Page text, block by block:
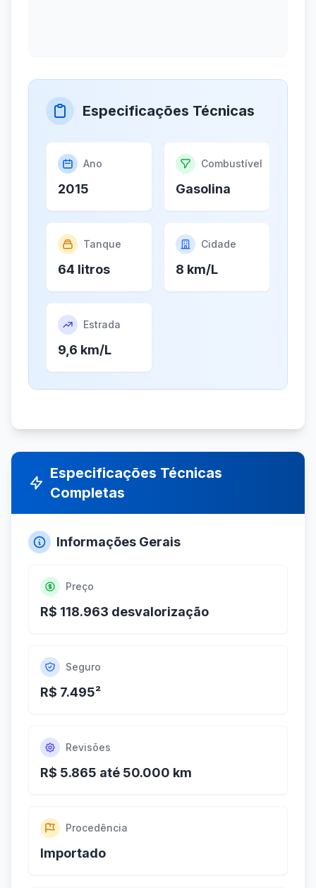
Especificações Técnicas
Ano
2015
Combustível
Gasolina
Tanque
64 litros
Cidade
8 km/L
Estrada
9,6 km/L
Especificações Técnicas
Completas
Informações Gerais
Preço
R$ 118.963 desvalorização
Seguro
R$ 7.495²
Revisões
R$ 5.865 até 50.000 km
Procedência
Importado